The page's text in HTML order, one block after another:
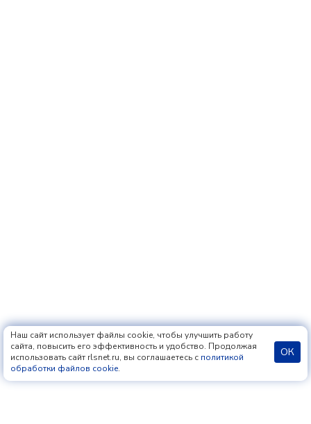
Наш сайт использует файлы cookie, чтобы улучшить работу
сайта, повысить его эффективность и удобство. Продолжая
использовать сайт rlsnet.ru, вы соглашаетесь с политикой
обработки файлов cookie.
ОК